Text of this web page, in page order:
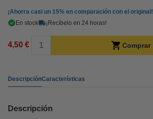
¡Ahorra casi un 15% en comparación con el original!
En stock
¡Recíbelo en 24 horas!
4,50 € Comprar
DescripciónCaracterísticas
Descripción